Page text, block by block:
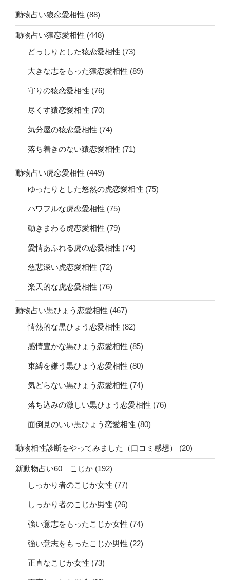
動物占い狼恋愛相性 (88)
動物占い猿恋愛相性 (448)
どっしりとした猿恋愛相性 (73)
大きな志をもった猿恋愛相性 (89)
守りの猿恋愛相性 (76)
尽くす猿恋愛相性 (70)
気分屋の猿恋愛相性 (74)
落ち着きのない猿恋愛相性 (71)
動物占い虎恋愛相性 (449)
ゆったりとした悠然の虎恋愛相性 (75)
パワフルな虎恋愛相性 (75)
動きまわる虎恋愛相性 (79)
愛情あふれる虎の恋愛相性 (74)
慈悲深い虎恋愛相性 (72)
楽天的な虎恋愛相性 (76)
動物占い黒ひょう恋愛相性 (467)
情熱的な黒ひょう恋愛相性 (82)
感情豊かな黒ひょう恋愛相性 (85)
束縛を嫌う黒ひょう恋愛相性 (80)
気どらない黒ひょう恋愛相性 (74)
落ち込みの激しい黒ひょう恋愛相性 (76)
面倒見のいい黒ひょう恋愛相性 (80)
動物相性診断をやってみました（口コミ感想） (20)
新動物占い60 こじか (192)
しっかり者のこじか女性 (77)
しっかり者のこじか男性 (26)
強い意志をもったこじか女性 (74)
強い意志をもったこじか男性 (22)
正直なこじか女性 (73)